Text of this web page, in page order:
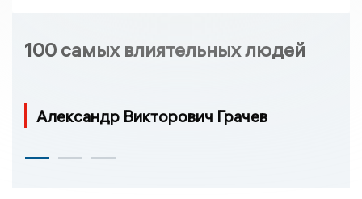
100 самых влиятельных людей
Александр Викторович Грачев